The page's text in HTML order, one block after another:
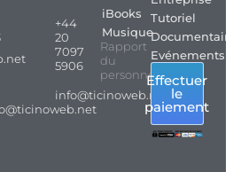
+44
20
7097
5906
info@ticinoweb.net
iBooks
Musique
Rapport
du
personnel
Tutoriel
Evénements
Effectuer
le
paiement